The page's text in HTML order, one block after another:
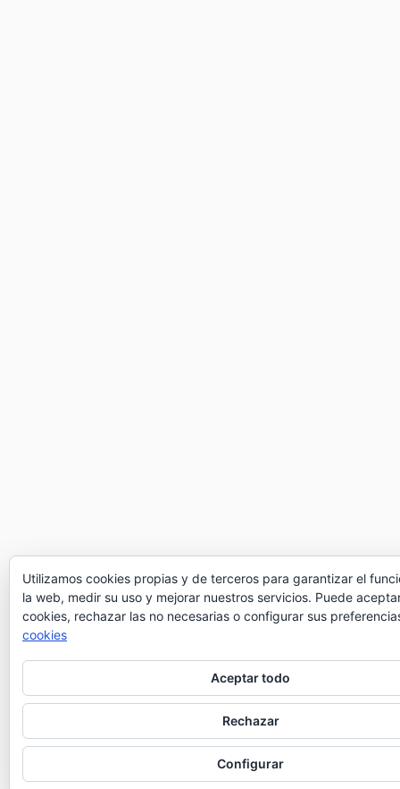
Utilizamos cookies propias y de terceros para garantizar el
la web, medir su uso y mejorar nuestros servicios. Puede
cookies, rechazar las no necesarias o configurar sus
cookies
Aceptar todo
Rechazar
Configurar